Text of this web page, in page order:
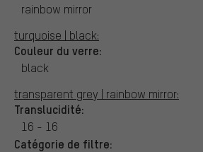
rainbow mirror
turquoise | black:
Couleur du verre:
black
transparent grey | rainbow mirror:
Translucidité:
16 - 16
Catégorie de filtre: